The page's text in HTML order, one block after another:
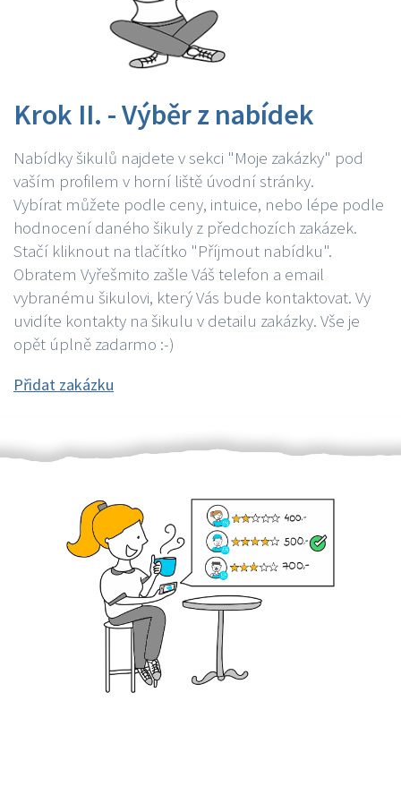
Krok II. - Výběr z nabídek
Nabídky šikulů najdete v sekci "Moje zakázky" pod
vaším profilem v horní liště úvodní stránky.
Vybírat můžete podle ceny, intuice, nebo lépe podle
hodnocení daného šikuly z předchozích zakázek.
Stačí kliknout na tlačítko "Příjmout nabídku".
Obratem Vyřešmito zašle Váš telefon a email
vybranému šikulovi, který Vás bude kontaktovat. Vy
uvidíte kontakty na šikulu v detailu zakázky. Vše je
opět úplně zadarmo :-)
Přidat zakázku